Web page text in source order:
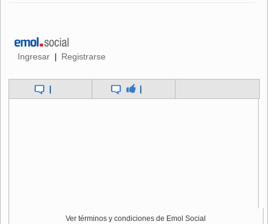
Ingresar | Registrarse
| |
Ver términos y condiciones de Emol Social